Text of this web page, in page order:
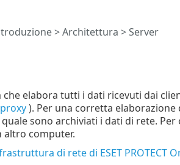
>Architettura > Server
che elabora tutti i dati ricevuti dai
). Per una corretta
sono archiviati i dati di rete.
altro computer.
di rete di ESET PROTECT